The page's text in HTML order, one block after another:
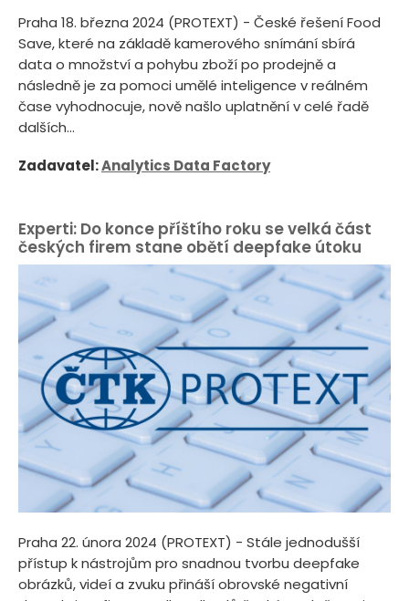
Praha 18. března 2024 (PROTEXT) - České řešení Food
Save, které na základě kamerového snímání sbírá
data o množství a pohybu zboží po prodejně a
následně je za pomoci umělé inteligence v reálném
čase vyhodnocuje, nově našlo uplatnění v celé řadě
dalších...
Zadavatel:Analytics Data Factory
Experti: Do konce příštího roku se velká část
českých firem stane obětí deepfake útoku
Praha 22. února 2024 (PROTEXT) - Stále jednodušší
přístup k nástrojům pro snadnou tvorbu deepfake
obrázků, videí a zvuku přináší obrovské negativní